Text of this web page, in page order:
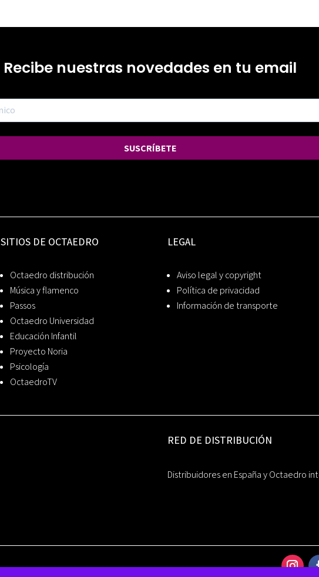
Recibe nuestras novedades en tu email
SUSCRÍBETE
SITIOS DE OCTAEDRO
Octaedro distribución
Música y flamenco
Passos
Octaedro Universidad
Educación Infantil
Proyecto Noria
Psicología
OctaedroTV
LEGAL
Aviso legal y copyright
Política de privacidad
Información de transporte
RED DE DISTRIBUCIÓN
Distribuidores en España y Octaedro